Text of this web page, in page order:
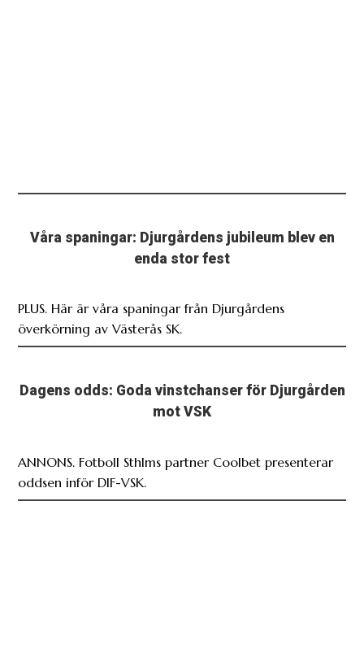
Våra spaningar: Djurgårdens jubileum blev en
enda stor fest
PLUS. Här är våra spaningar från Djurgårdens
överkörning av Västerås SK.
Dagens odds: Goda vinstchanser för Djurgården
mot VSK
ANNONS. Fotboll Sthlms partner Coolbet presenterar
oddsen inför DIF-VSK.